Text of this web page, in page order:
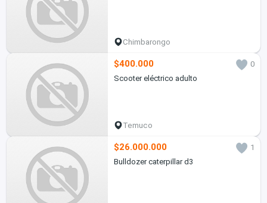
Chimbarongo
$400.000
0
Scooter eléctrico adulto
Temuco
$26.000.000
1
Bulldozer caterpillar d3